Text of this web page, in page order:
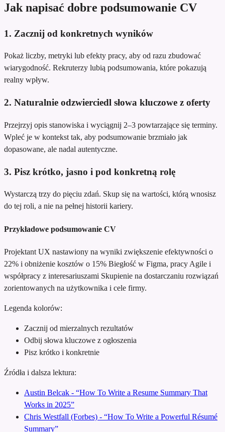
Jak napisać dobre podsumowanie CV
1. Zacznij od konkretnych wyników
Pokaż liczby, metryki lub efekty pracy, aby od razu zbudować
wiarygodność. Rekruterzy lubią podsumowania, które pokazują
realny wpływ.
2. Naturalnie odzwierciedl słowa kluczowe z oferty
Przejrzyj opis stanowiska i wyciągnij 2–3 powtarzające się terminy.
Wpleć je w kontekst tak, aby podsumowanie brzmiało jak
dopasowane, ale nadal autentyczne.
3. Pisz krótko, jasno i pod konkretną rolę
Wystarczą trzy do pięciu zdań. Skup się na wartości, którą wnosisz
do tej roli, a nie na pełnej historii kariery.
Przykładowe podsumowanie CV
Projektant UX nastawiony na wyniki zwiększenie efektywności o
22% i obniżenie kosztów o 15% Biegłość w Figma, pracy Agile i
współpracy z interesariuszami Skupienie na dostarczaniu rozwiązań
zorientowanych na użytkownika i cele firmy.
Legenda kolorów:
Zacznij od mierzalnych rezultatów
Odbij słowa kluczowe z ogłoszenia
Pisz krótko i konkretnie
Źródła i dalsza lektura:
Austin Belcak - “How To Write a Resume Summary That
Works in 2025”
Chris Westfall (Forbes) - “How To Write a Powerful Résumé
Summary”